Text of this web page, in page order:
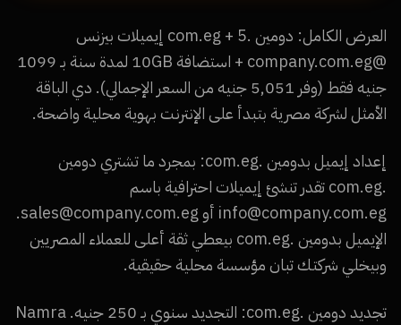
العرض الكامل: دومين .com.eg + 5 إيميلات بيزنس
@company.com.eg + استضافة 10GB لمدة سنة بـ 1099
جنيه فقط (وفر 5,051 جنيه من السعر الإجمالي). دي الباقة
الأمثل لشركة مصرية بتبدأ على الإنترنت بهوية محلية واضحة.
إعداد إيميل بدومين .com.eg: بمجرد ما تشتري دومين
.com.eg تقدر تنشئ إيميلات احترافية باسم
info@company.com.eg أو sales@company.com.eg.
الإيميل بدومين .com.eg بيعطي ثقة أعلى للعملاء المصريين
وبيخلي شركتك تبان مؤسسة محلية حقيقية.
تجديد دومين .com.eg: التجديد سنوي بـ 250 جنيه. Namra